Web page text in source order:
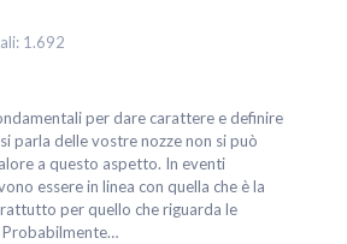
1.692
per dare carattere e definire
parla delle vostre nozze non si può
a questo aspetto. In eventi
essere in linea con quella che è la
per quello che riguarda le
Probabilmente…